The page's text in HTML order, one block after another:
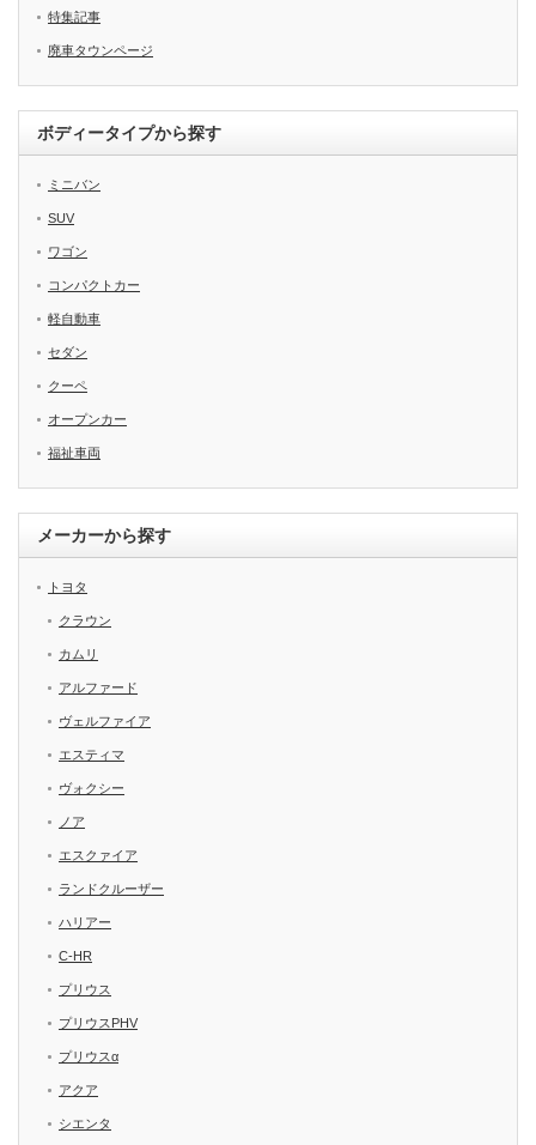
特集記事
廃車タウンページ
ボディータイプから探す
ミニバン
SUV
ワゴン
コンパクトカー
軽自動車
セダン
クーペ
オープンカー
福祉車両
メーカーから探す
トヨタ
クラウン
カムリ
アルファード
ヴェルファイア
エスティマ
ヴォクシー
ノア
エスクァイア
ランドクルーザー
ハリアー
C-HR
プリウス
プリウスPHV
プリウスα
アクア
シエンタ